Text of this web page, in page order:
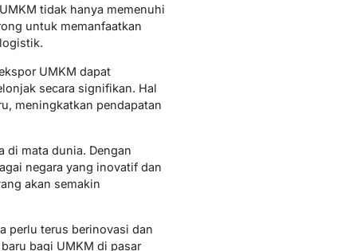
tidak hanya memenuhi
untuk memanfaatkan
UMKM dapat
secara signifikan. Hal
meningkatkan pendapatan
di mata dunia. Dengan
negara yang inovatif dan
akan semakin
perlu terus berinovasi dan
bagi UMKM di pasar